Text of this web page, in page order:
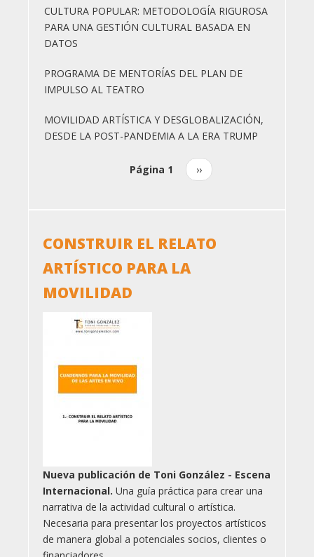
CULTURA POPULAR: METODOLOGÍA RIGUROSA
PARA UNA GESTIÓN CULTURAL BASADA EN
DATOS
PROGRAMA DE MENTORÍAS DEL PLAN DE
IMPULSO AL TEATRO
MOVILIDAD ARTÍSTICA Y DESGLOBALIZACIÓN,
DESDE LA POST-PANDEMIA A LA ERA TRUMP
Página 1
Siguiente
página
››
CONSTRUIR EL RELATO
ARTÍSTICO PARA LA
MOVILIDAD
Nueva publicación de Toni González - Escena
Internacional. Una guía práctica para crear una
narrativa de la actividad cultural o artística.
Necesaria para presentar los proyectos artísticos
de manera global a potenciales socios, clientes o